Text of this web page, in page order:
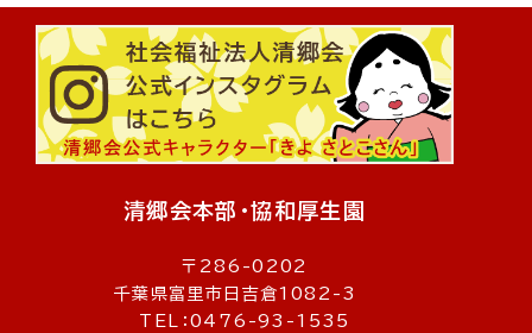
清郷会本部・協和厚生園
〒286-0202
千葉県富里市日吉倉1082-3
TEL：0476-93-1535